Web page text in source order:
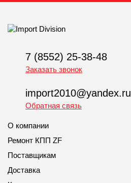
7 (8552) 25-38-48
Заказать звонок
import2010@yandex.ru
Обратная связь
О компании
Ремонт КПП ZF
Поставщикам
Доставка